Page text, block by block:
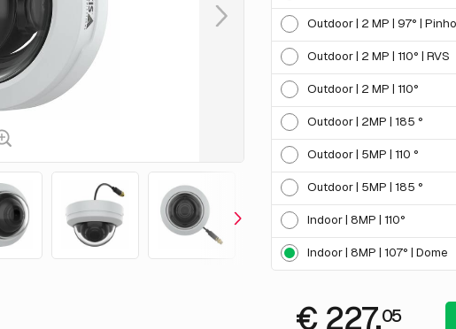
Outdoor | 2 MP | 97° |
Outdoor | 2 MP | 110° | RVS
Outdoor | 2 MP | 110°
Outdoor | 2MP | 185 °
Outdoor | 5MP | 110 °
Outdoor | 5MP | 185 °
Indoor | 8MP | 110°
Indoor | 8MP | 107° | Dome
€ 227.05